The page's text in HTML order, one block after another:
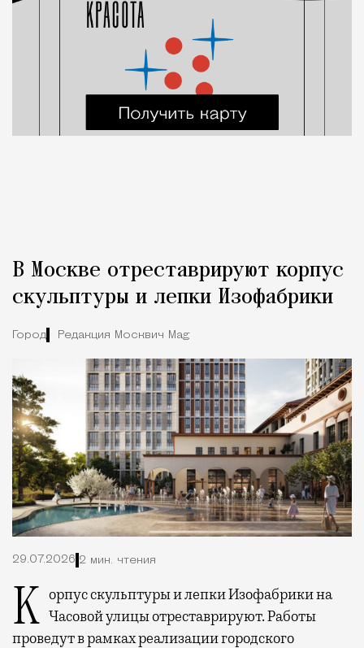
В Москве отреставрируют корпус
скульптуры и лепки Изофабрики
Город Редакция Москвич Mag
29.07.2026 2 мин. чтения
Корпус скульптуры и лепки Изофабрики на Часовой улицы отреставрируют. Работы
проведут в рамках реализации городского